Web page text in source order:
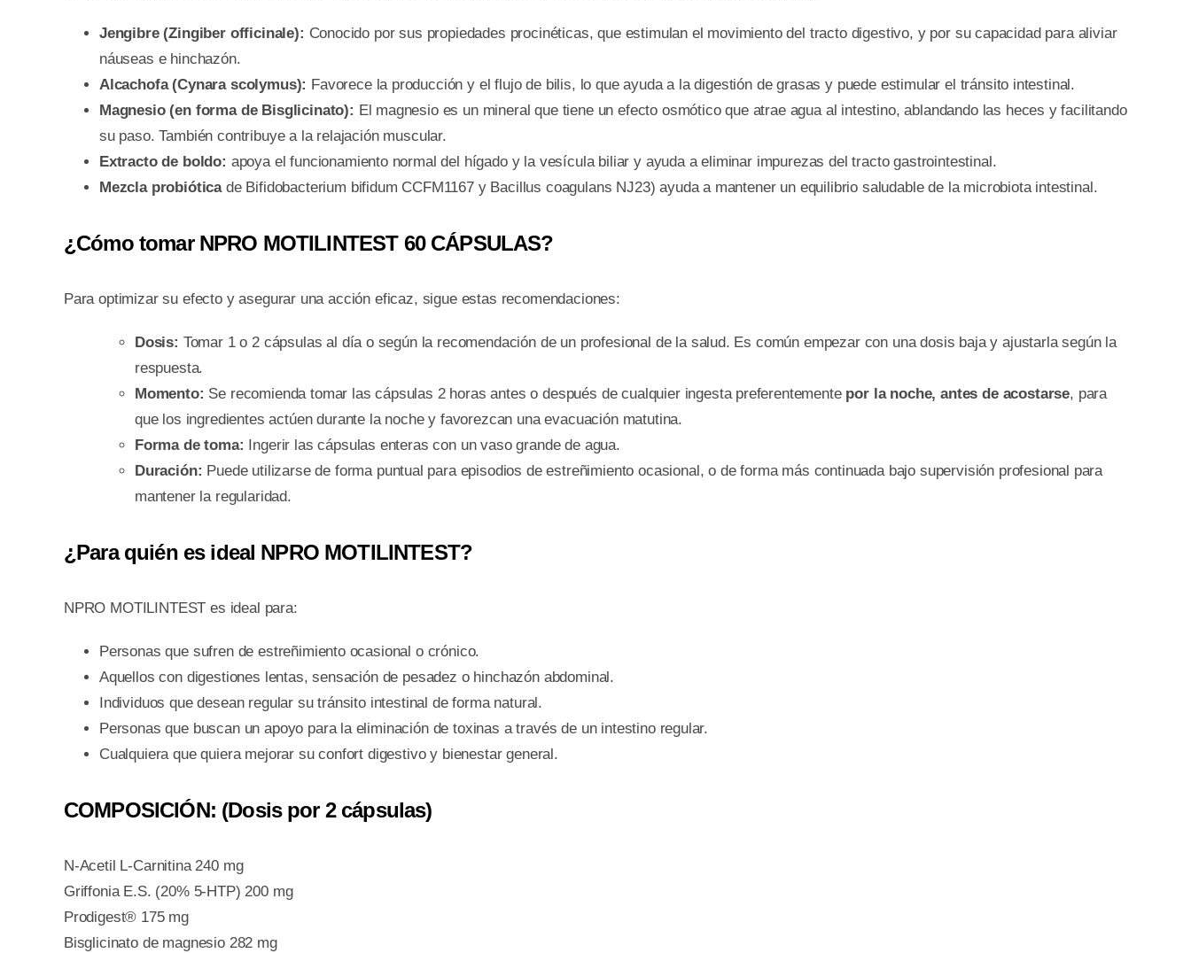
Jengibre (Zingiber officinale): Conocido por sus propiedades procinéticas, que estimulan el movimiento del tracto digestivo, y por su capacidad para aliviar
náuseas e hinchazón.
Alcachofa (Cynara scolymus): Favorece la producción y el flujo de bilis, lo que ayuda a la digestión de grasas y puede estimular el tránsito intestinal.
Magnesio (en forma de Bisglicinato): El magnesio es un mineral que tiene un efecto osmótico que atrae agua al intestino, ablandando las heces y facilitando
su paso. También contribuye a la relajación muscular.
Extracto de boldo: apoya el funcionamiento normal del hígado y la vesícula biliar y ayuda a eliminar impurezas del tracto gastrointestinal.
Mezcla probióticade Bifidobacterium bifidum CCFM1167 y Bacillus coagulans NJ23) ayuda a mantener un equilibrio saludable de la microbiota intestinal.
¿Cómo tomar NPRO MOTILINTEST 60 CÁPSULAS?
Para optimizar su efecto y asegurar una acción eficaz, sigue estas recomendaciones:
Dosis: Tomar 1 o 2 cápsulas al día o según la recomendación de un profesional de la salud. Es común empezar con una dosis baja y ajustarla según la
respuesta.
Momento: Se recomienda tomar las cápsulas 2 horas antes o después de cualquier ingesta preferentemente por la noche, antes de acostarse, para
que los ingredientes actúen durante la noche y favorezcan una evacuación matutina.
Forma de toma: Ingerir las cápsulas enteras con un vaso grande de agua.
Duración: Puede utilizarse de forma puntual para episodios de estreñimiento ocasional, o de forma más continuada bajo supervisión profesional para
mantener la regularidad.
¿Para quién es ideal NPRO MOTILINTEST?
NPRO MOTILINTEST es ideal para:
Personas que sufren de estreñimiento ocasional o crónico.
Aquellos con digestiones lentas, sensación de pesadez o hinchazón abdominal.
Individuos que desean regular su tránsito intestinal de forma natural.
Personas que buscan un apoyo para la eliminación de toxinas a través de un intestino regular.
Cualquiera que quiera mejorar su confort digestivo y bienestar general.
COMPOSICIÓN: (Dosis por 2 cápsulas)
N-Acetil L-Carnitina 240 mg
Griffonia E.S. (20% 5-HTP) 200 mg
Prodigest® 175 mg
Bisglicinato de magnesio 282 mg